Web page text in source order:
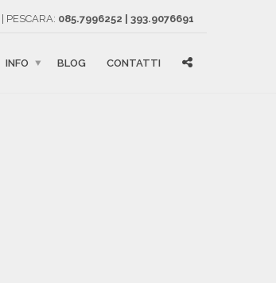
| PESCARA: 085.7996252 | 393.9076691
INFO BLOG CONTATTI